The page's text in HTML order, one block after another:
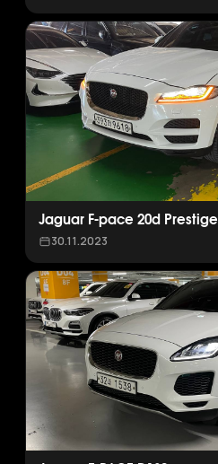
Jaguar F-pace 20d Prestige
30.11.2023